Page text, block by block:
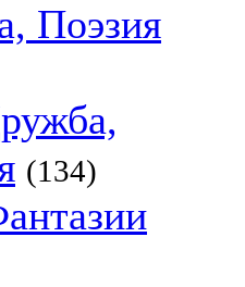
Поэзия
(134)